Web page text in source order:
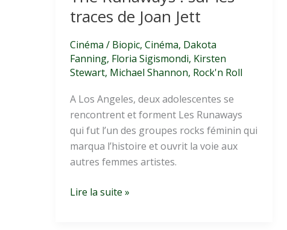
traces de Joan Jett
Cinéma / Biopic, Cinéma, Dakota
Fanning, Floria Sigismondi, Kirsten
Stewart, Michael Shannon, Rock'n Roll
A Los Angeles, deux adolescentes se
rencontrent et forment Les Runaways
qui fut l’un des groupes rocks féminin qui
marqua l’histoire et ouvrit la voie aux
autres femmes artistes.
The
Lire la suite »